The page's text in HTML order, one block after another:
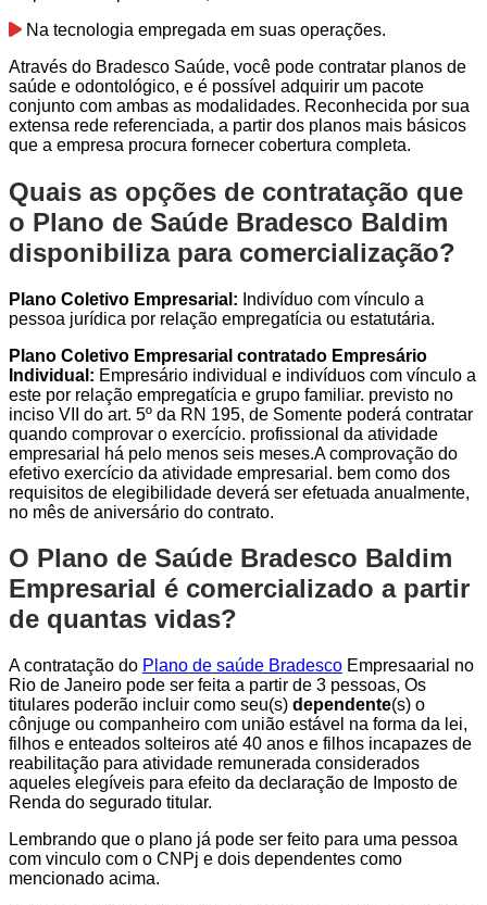
Na tecnologia empregada em suas operações.
Através do Bradesco Saúde, você pode contratar planos de
saúde e odontológico, e é possível adquirir um pacote
conjunto com ambas as modalidades. Reconhecida por sua
extensa rede referenciada, a partir dos planos mais básicos
que a empresa procura fornecer cobertura completa.
Quais as opções de contratação que
o Plano de Saúde Bradesco Baldim
disponibiliza para comercialização?
Plano Coletivo Empresarial: Indivíduo com vínculo a
pessoa jurídica por relação empregatícia ou estatutária.
Plano Coletivo Empresarial contratado Empresário
Individual: Empresário individual e indivíduos com vínculo a
este por relação empregatícia e grupo familiar. previsto no
inciso VII do art. 5º da RN 195, de Somente poderá contratar
quando comprovar o exercício. profissional da atividade
empresarial há pelo menos seis meses.A comprovação do
efetivo exercício da atividade empresarial. bem como dos
requisitos de elegibilidade deverá ser efetuada anualmente,
no mês de aniversário do contrato.
O Plano de Saúde Bradesco Baldim
Empresarial é comercializado a partir
de quantas vidas?
A contratação do Plano de saúde Bradesco Empresaarial no
Rio de Janeiro pode ser feita a partir de 3 pessoas, Os
titulares poderão incluir como seu(s) dependente(s) o
cônjuge ou companheiro com união estável na forma da lei,
filhos e enteados solteiros até 40 anos e filhos incapazes de
reabilitação para atividade remunerada considerados
aqueles elegíveis para efeito da declaração de Imposto de
Renda do segurado titular.
Lembrando que o plano já pode ser feito para uma pessoa
com vinculo com o CNPj e dois dependentes como
mencionado acima.